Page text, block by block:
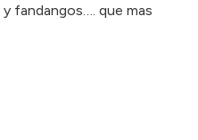
fandangos…. que mas